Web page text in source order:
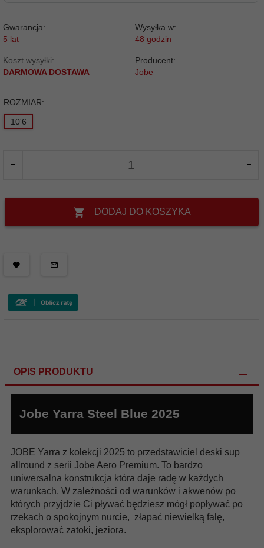
Gwarancja:
5 lat
Wysyłka w:
48 godzin
Koszt wysyłki:
DARMOWA DOSTAWA
Producent:
Jobe
ROZMIAR:
10'6
DODAJ DO KOSZYKA
OPIS PRODUKTU
Jobe Yarra Steel Blue 2025
JOBE Yarra z kolekcji 2025 to przedstawiciel deski sup
allround z serii Jobe Aero Premium. To bardzo
uniwersalna konstrukcja która daje radę w każdych
warunkach. W zależności od warunków i akwenów po
których przyjdzie Ci pływać będziesz mógł popływać po
rzekach o spokojnym nurcie, złapać niewielką falę,
eksplorować zatoki, jeziora.